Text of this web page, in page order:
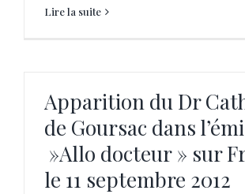
Lire la suite
Apparition du Dr
de Goursac dans
»Allo docteur » sur
le 11 septembre 2012